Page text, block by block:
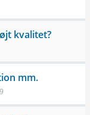
kvalitet?
mm.